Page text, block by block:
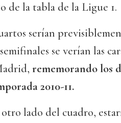
de la tabla de la Ligue 1.
serían
se verían las
rememorando los
2010-11.
lado del cuadro,